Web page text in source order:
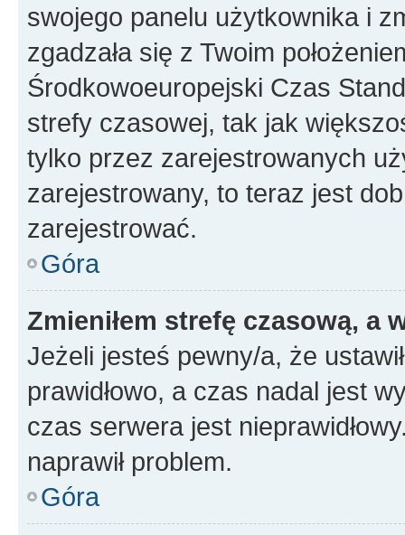
swojego panelu użytkownika i
zgadzała się z Twoim
Środkowoeuropejski Czas
strefy czasowej, tak jak
tylko przez zarejestrowanych
zarejestrowany, to teraz jest
zarejestrować.
Góra
Zmieniłem strefę czasową, a
Jeżeli jesteś pewny/a, że
prawidłowo, a czas nadal jest
czas serwera jest
naprawił problem.
Góra